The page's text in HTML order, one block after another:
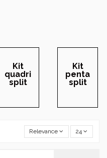
Kit
quadri
split
Kit
penta
split
Relevance 24